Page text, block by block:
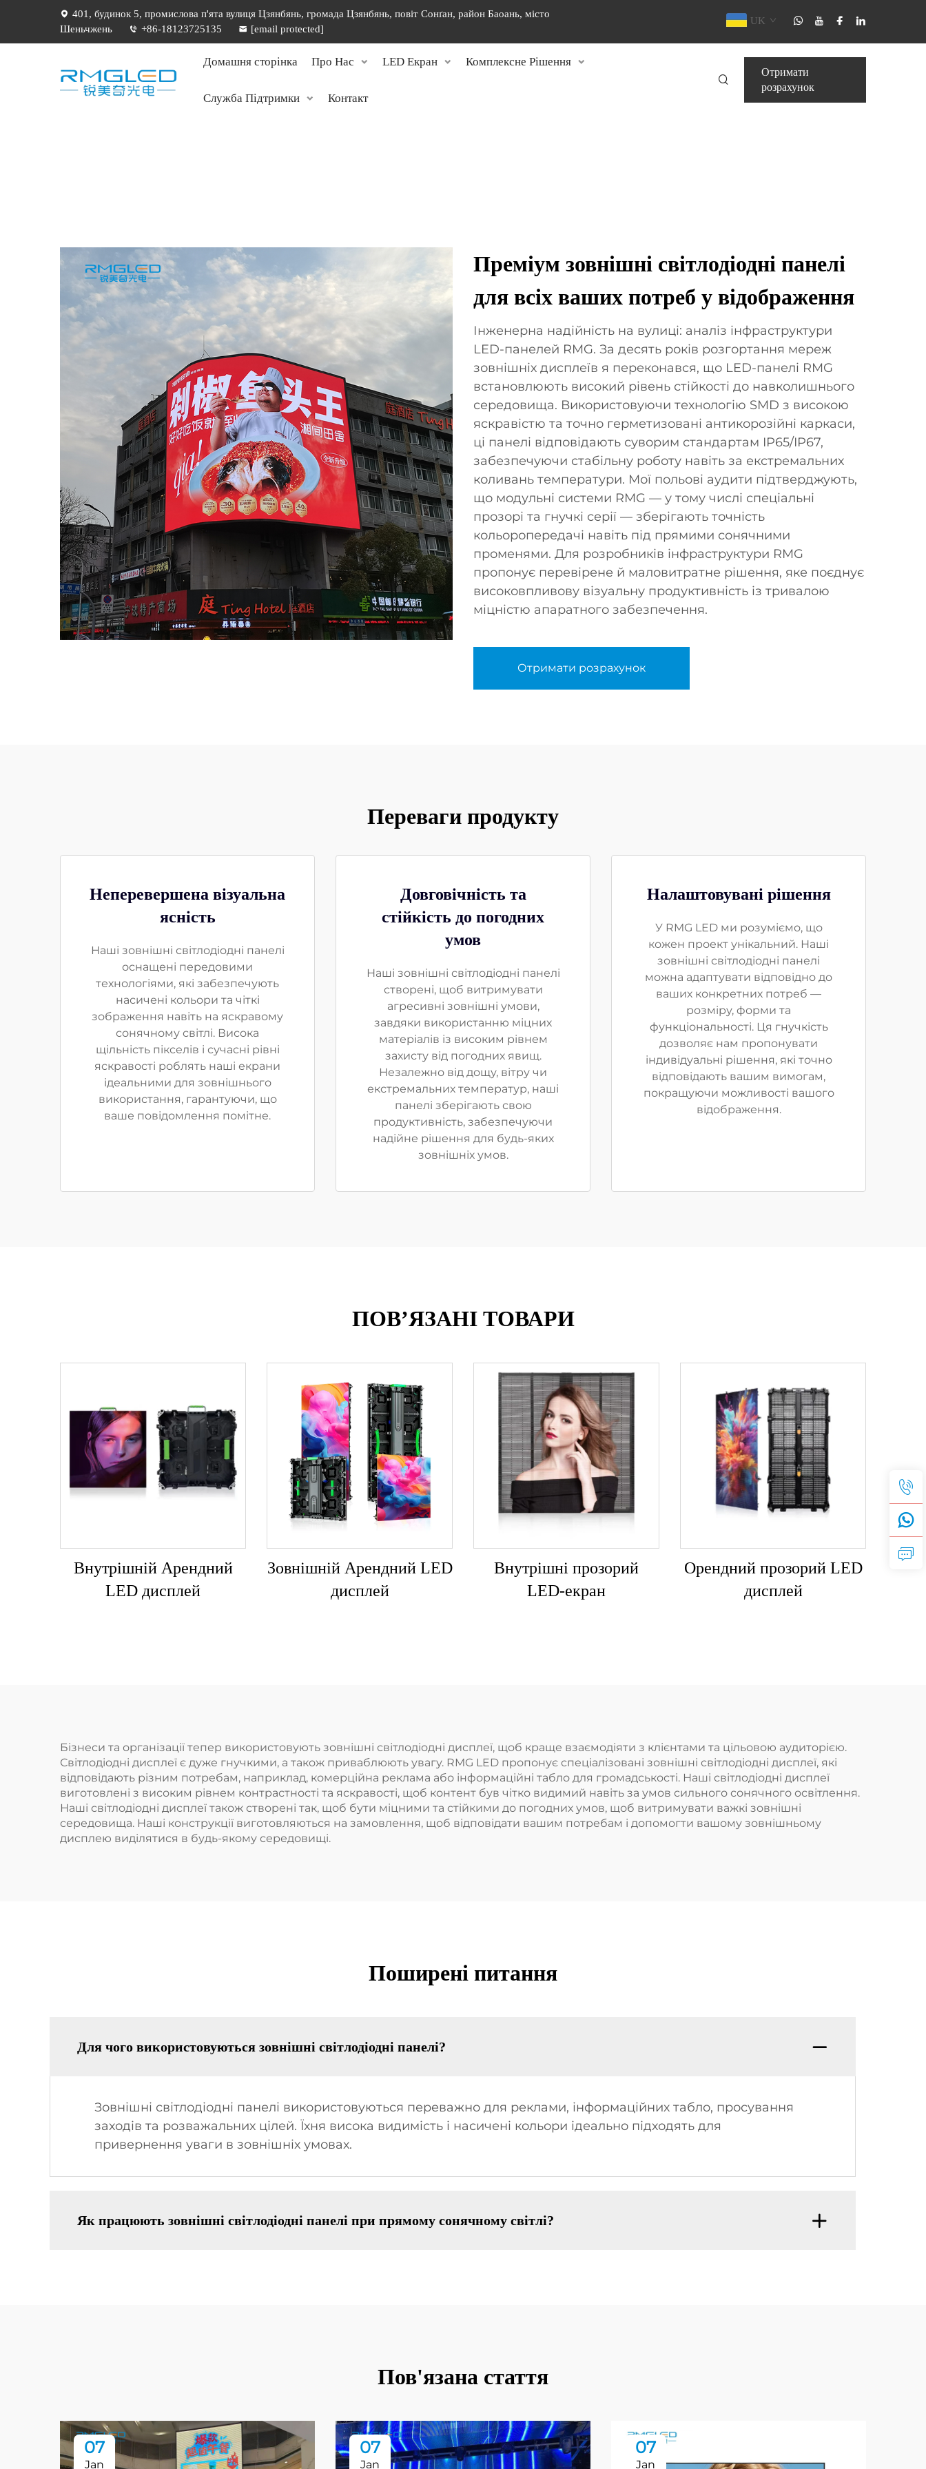
401, будинок 5, промислова п'ята вулиця Цзянбянь, громада Цзянбянь, повіт Сонґан, район Баоань, місто
Шеньчжень
+86-18123725135 [email protected]
UK
Домашня сторінка Про Нас LED Екран Комплексне Рішення
Служба Підтримки Контакт
Отримати
розрахунок
Преміум зовнішні світлодіодні панелі
для всіх ваших потреб у відображення
Інженерна надійність на вулиці: аналіз інфраструктури
LED-панелей RMG. За десять років розгортання мереж
зовнішніх дисплеїв я переконався, що LED-панелі RMG
встановлюють високий рівень стійкості до навколишнього
середовища. Використовуючи технологію SMD з високою
яскравістю та точно герметизовані антикорозійні каркаси,
ці панелі відповідають суворим стандартам IP65/IP67,
забезпечуючи стабільну роботу навіть за екстремальних
коливань температури. Мої польові аудити підтверджують,
що модульні системи RMG — у тому числі спеціальні
прозорі та гнучкі серії — зберігають точність
кольоропередачі навіть під прямими сонячними
променями. Для розробників інфраструктури RMG
пропонує перевірене й маловитратне рішення, яке поєднує
високовпливову візуальну продуктивність із тривалою
міцністю апаратного забезпечення.
Отримати розрахунок
Переваги продукту
Неперевершена візуальна
ясність
Наші зовнішні світлодіодні панелі
оснащені передовими
технологіями, які забезпечують
насичені кольори та чіткі
зображення навіть на яскравому
сонячному світлі. Висока
щільність пікселів і сучасні рівні
яскравості роблять наші екрани
ідеальними для зовнішнього
використання, гарантуючи, що
ваше повідомлення помітне.
Довговічність та
стійкість до погодних
умов
Наші зовнішні світлодіодні панелі
створені, щоб витримувати
агресивні зовнішні умови,
завдяки використанню міцних
матеріалів із високим рівнем
захисту від погодних явищ.
Незалежно від дощу, вітру чи
екстремальних температур, наші
панелі зберігають свою
продуктивність, забезпечуючи
надійне рішення для будь-яких
зовнішніх умов.
Налаштовувані рішення
У RMG LED ми розуміємо, що
кожен проект унікальний. Наші
зовнішні світлодіодні панелі
можна адаптувати відповідно до
ваших конкретних потреб —
розміру, форми та
функціональності. Ця гнучкість
дозволяє нам пропонувати
індивідуальні рішення, які точно
відповідають вашим вимогам,
покращуючи можливості вашого
відображення.
ПОВ’ЯЗАНІ ТОВАРИ
Внутрішній Арендний
LED дисплей
Зовнішній Арендний LED
дисплей
Внутрішні прозорий
LED-екран
Орендний прозорий LED
дисплей
Бізнеси та організації тепер використовують зовнішні світлодіодні дисплеї, щоб краще взаємодіяти з клієнтами та цільовою аудиторією.
Світлодіодні дисплеї є дуже гнучкими, а також приваблюють увагу. RMG LED пропонує спеціалізовані зовнішні світлодіодні дисплеї, які
відповідають різним потребам, наприклад, комерційна реклама або інформаційні табло для громадськості. Наші світлодіодні дисплеї
виготовлені з високим рівнем контрастності та яскравості, щоб контент був чітко видимий навіть за умов сильного сонячного освітлення.
Наші світлодіодні дисплеї також створені так, щоб бути міцними та стійкими до погодних умов, щоб витримувати важкі зовнішні
середовища. Наші конструкції виготовляються на замовлення, щоб відповідати вашим потребам і допомогти вашому зовнішньому
дисплею виділятися в будь-якому середовищі.
Поширені питання
Для чого використовуються зовнішні світлодіодні панелі?
Зовнішні світлодіодні панелі використовуються переважно для реклами, інформаційних табло, просування
заходів та розважальних цілей. Їхня висока видимість і насичені кольори ідеально підходять для
привернення уваги в зовнішніх умовах.
Як працюють зовнішні світлодіодні панелі при прямому сонячному світлі?
Пов'язана стаття
07
Jan
07
Jan
07
Jan